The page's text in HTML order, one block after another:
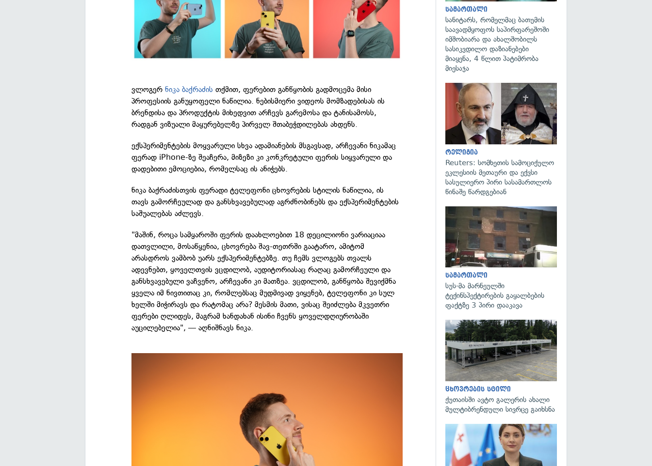
ვლოგერნიკა ბაქრაძის თქმით, ფერებით განწყობის გადმოცემა მისი
პროფესიის განუყოფელი ნაწილია. ნებისმიერი ვიდეოს მომზადებისას ის
ბრენდისა და პროდუქტის მიხედვით არჩევს გარემოსა და ტანისამოსს,
რადგან ვიზუალი მაყურებელზე პირველ შთაბეჭდილებას ახდენს.
ექსპერიმენტების მოყვარული სხვა ადამიანების მსგავსად, არჩევანი ნიკამაც
ფერად iPhone-ზე შეაჩერა, მიზეზი კი კონკრეტული ფერის სიყვარული და
დადებითი ემოციებია, რომელსაც ის ანიჭებს.
ნიკა ბაქრაძისთვის ფერადი ტელეფონი ცხოვრების სტილის ნაწილია, ის
თავს გამორჩეულად და განსხვავებულად აგრძნობინებს და ექსპერიმენტების
საშუალებას აძლევს.
"მაშინ, როცა სამყაროში ფერის დაახლოებით 18 დეცილიონი ვარიაციაა
დათვლილი, მოსაწყენია, ცხოვრება შავ-თეთრში გაატარო, ამიტომ
არასდროს ვამბობ უარს ექსპერიმენტებზე. თუ ჩემს ვლოგებს თვალს
ადევნებთ, ყოველთვის ვცდილობ, აუდიტორიასაც რაღაც გამორჩეული და
განსხვავებული ვაჩვენო, არჩევანი კი მათზეა. ვცდილობ, განწყობა შევიქმნა
ყველა იმ ნივთითაც კი, რომლებსაც მუდმივად ვიყენებ, ტელეფონი კი სულ
ხელში მიჭირავს და რატომაც არა? მესმის მათი, ვისაც შეიძლება მკვეთრი
ფერები ღლიდეს, მაგრამ ხანდახან ისინი ჩვენს ყოველდღიურობაში
აუცილებელია", — აღნიშნავს ნიკა.
სამართალი
სანიტარს, რომელმაც ბათუმის
საავადმყოფოს საპირფარეშოში
იმშობიარა და ახალშობილს
სასიკვდილო დაზიანებები
მიაყენა, 4 წლით პატიმრობა
მიესაჯა
რელიგია
Reuters: სომხეთის სამოციქულო
ეკლესიის მეთაური და ექვსი
სასულიერო პირი სასამართლოს
წინაშე წარდგებიან
სამართალი
სუს-მა მარნეულში
ტექინსპექტირების გაყალბების
ფაქტზე 3 პირი დააკავა
ცხოვრების სტილი
ქუთაისში ავტო გალერის ახალი
მულტიბრენდული სივრცე გაიხსნა